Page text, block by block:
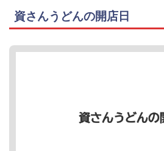
資さんうどんの開店日